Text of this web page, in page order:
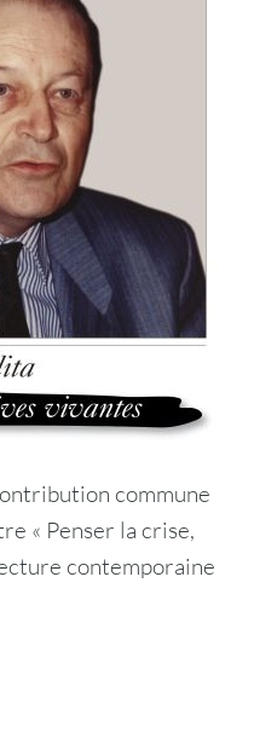
commune
« Penser la crise,
contemporaine